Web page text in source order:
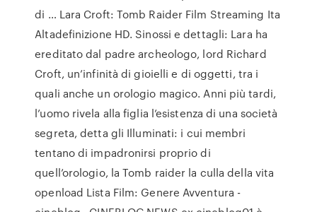
di … Lara Croft: Tomb Raider Film Streaming Ita
Altadefinizione HD. Sinossi e dettagli: Lara ha
ereditato dal padre archeologo, lord Richard
Croft, un’infinità di gioielli e di oggetti, tra i
quali anche un orologio magico. Anni più tardi,
l’uomo rivela alla figlia l’esistenza di una società
segreta, detta gli Illuminati: i cui membri
tentano di impadronirsi proprio di
quell’orologio, la Tomb raider la culla della vita
openload Lista Film: Genere Avventura -